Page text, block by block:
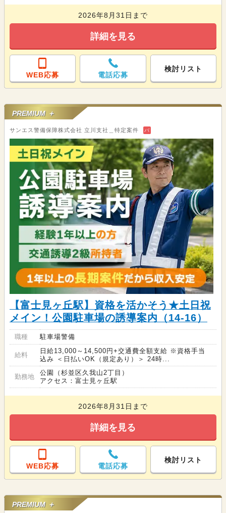
2026年8月31日まで
詳細を見る
WEB応募 電話応募
検討リスト
PREMIUM ＋
サンエス警備保障株式会社 立川支社＿特定案件 バ
【富士見ヶ丘駅】資格を活かそう★土日祝
メイン！公園駐車場の誘導案内（14-16）
職種 駐車場警備
給料
日給13,000～14,500円+交通費全額支給 ※資格手当
込み ＜日払いOK（規定あり）＞ 24時...
勤務地
公園（杉並区久我山2丁目）
アクセス：富士見ヶ丘駅
2026年8月31日まで
詳細を見る
WEB応募 電話応募
検討リスト
PREMIUM ＋